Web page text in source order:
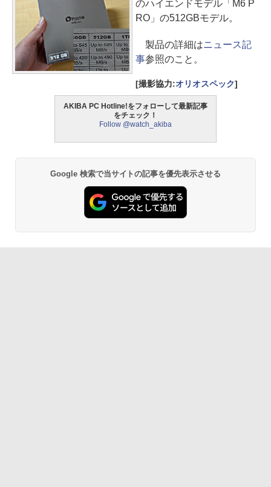
のハイエンドモデル「M6 P
RO」の512GBモデル。
製品の詳細はニュース記
事参照のこと。
[撮影協力:オリオスペック]
AKIBA PC Hotline!をフォローして最新記事
をチェック！
Follow @watch_akiba
Google 検索で当サイトの記事を優先表示させる